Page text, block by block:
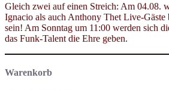
Gleich zwei auf einen Streich: Am 04.08.
Ignacio als auch Anthony Thet Live-Gäste
sein! Am Sonntag um 11:00 werden sich
das Funk-Talent die Ehre geben.
Warenkorb